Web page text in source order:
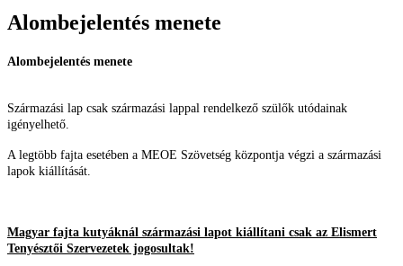
Alombejelentés menete
Alombejelentés menete
Származási lap csak származási lappal rendelkező szülők utódainak
igényelhető.
A legtöbb fajta esetében a MEOE Szövetség központja végzi a származási
lapok kiállítását.
Magyar fajta kutyáknál származási lapot kiállítani csak az Elismert
Tenyésztői Szervezetek jogosultak!